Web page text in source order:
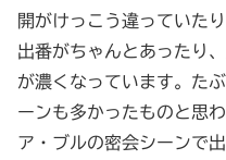
開がけっこう違っていた
出番がちゃんとあったり
が濃くなっています。た
ーンも多かったものと思
ア・ブルの密会シーンで